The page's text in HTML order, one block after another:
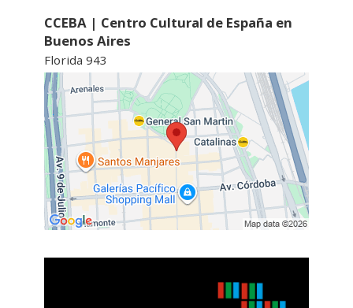
CCEBA | Centro Cultural de España en
Buenos Aires
Florida 943